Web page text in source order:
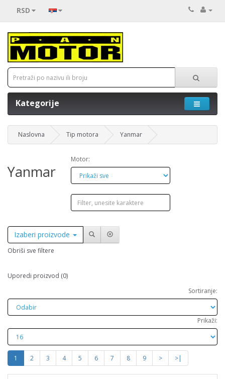
RSD
Kategorije
Naslovna Tip motora Yanmar
Yanmar
Motor:
Izaberi proizvode
Obriši sve filtere
Uporedi proizvod (0)
Sortiranje:
Prikaži:
1 2 3 4 5 6 7 8 9 > >|